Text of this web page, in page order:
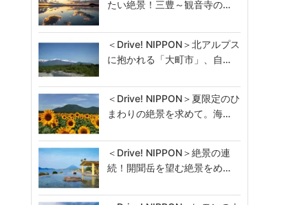
たい絶景！三豊～観音寺の…
＜Drive! NIPPON＞北アルプス
に抱かれる「大町市」、自…
＜Drive! NIPPON＞夏限定のひ
まわりの絶景を求めて。海…
＜Drive! NIPPON＞絶景の連
続！開聞岳を望む絶景をめ…